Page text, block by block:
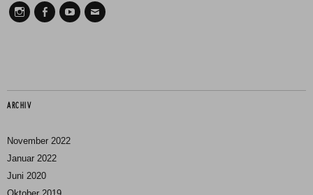
ARCHIV
November 2022
Januar 2022
Juni 2020